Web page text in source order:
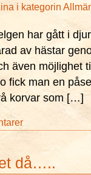
i kategorin
har gått i
av hästar
även möjlighet
fick man en
korvar som […]
då…..